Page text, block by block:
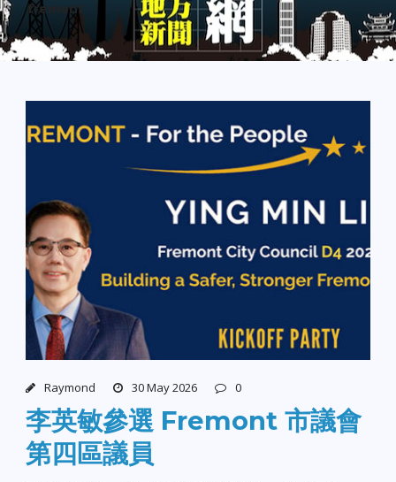
fremont
Raymond 30 May 2026 0
李英敏參選 Fremont 市議會
第四區議員